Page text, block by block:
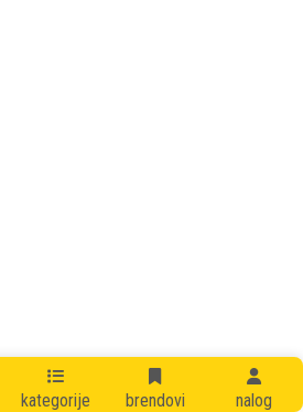
kategorije brendovi nalog